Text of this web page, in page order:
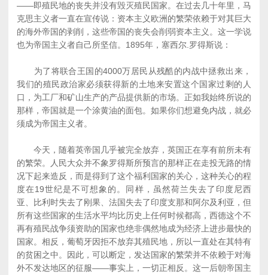
――即殖民地的丧失并没有毁灭殖民国家。在过去几十年里，马
克思主义者一直在宣传说：资本主义欧洲的繁荣依赖于对其巨大
的海外帝国的剥削，这些帝国的丧失会削弱资本主义。这一学说
也为帝国主义者自己所坚信。1895年，塞西尔.罗得斯说：
为了将联合王国的4000万居民从残酷的内战中拯救出来，
我们的殖民政治家必须获得新的土地来安置这个国家过剩的人
口，为工厂和矿山生产的产品提供新的市场。正如我始终所说的
那样，帝国就是一个涂黄油的面包。如果你们想避免内战，就必
须成为帝国主义者。
今天，随着英帝国几乎被完全放弃，英国正在享有前所未有
的繁荣。人民大众并不象罗得斯所预言的那样正在走投无路的情
况下起来造反，而是得到了这个福利国家的关心，这种关心的程
度在19世纪是不可想象的。同样，虽然荷兰失去了印度尼西
亚、比利时失去了刚果、法国失去了印度支那和阿尔及利亚，但
所有这些国家的生活水平均比历史上任何时候都高，西德这个不
再有殖民战争须资助的国家也绝非偶然地成为经济上进步最快的
国家。相反，葡萄牙因拒不放弃其殖民地，所以一直处在其特有
的贫困之中。因此，可以断定，发达国家的繁荣并不依赖于对海
外不发达地区的征服――事实上，一切正相反。这一后朝帝国主